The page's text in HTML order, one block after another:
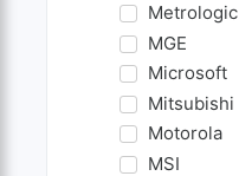
Metrologic
MGE
Microsoft
Mitsubishi
Motorola
MSI